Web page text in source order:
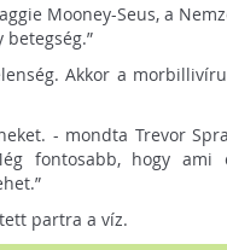
Mooney-Seus, a
Akkor a
- mondta Trevor
fontosabb, hogy
partra a víz.